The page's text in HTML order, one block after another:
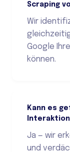
Scraping
Wir
Google
können.
Kann es
Ja — wir
und